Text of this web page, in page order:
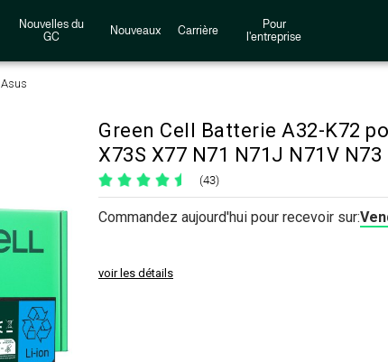
Nouvelles du
GC
Nouveaux Carrière
Pour
l'entreprise
Asus
Green Cell Batterie A32-K72
X73S X77 N71 N71J N71V
(43)
Commandez aujourd'hui pour recevoir sur:
voir les détails